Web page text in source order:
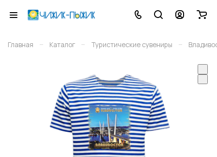
Главная – Каталог – Туристические сувениры –